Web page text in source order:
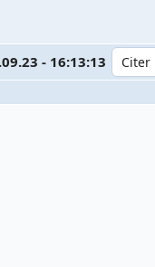
- 16:13:13